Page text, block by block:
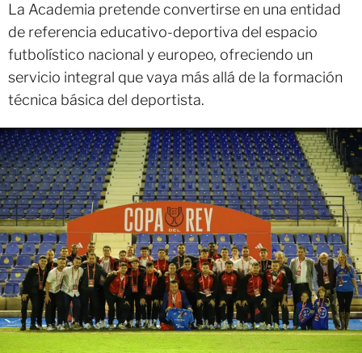
La Academia pretende convertirse en una entidad
de referencia educativo-deportiva del espacio
futbolístico nacional y europeo, ofreciendo un
servicio integral que vaya más allá de la formación
técnica básica del deportista.